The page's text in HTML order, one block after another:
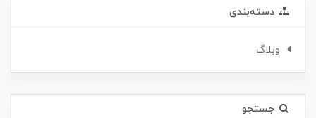
دسته‌بندی
وبلاگ
جستجو